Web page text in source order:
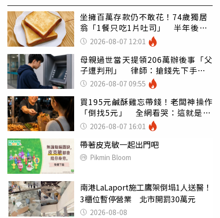
坐擁百萬存款仍不敢花！74歲獨居
翁「1餐只吃1片吐司」 半年後暴
瘦嚇壞女兒
2026-08-07 12:01
母親過世當天提領206萬辦後事「父
子遭判刑」 律師：搶錢先下手是
罪 2026-08-07 09:55
買195元鹹酥雞忘帶錢！老闆神操作
「倒找5元」 全網看哭：這就是台
灣 2026-08-07 16:01
帶著皮克敏一起出門吧
Pikmin Bloom
南港LaLaport施工鷹架倒塌1人送醫！
3櫃位暫停營業 北市開罰30萬元
2026-08-08